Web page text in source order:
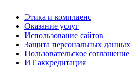
Этика и комплаенс
Оказание услуг
Использование сайтов
Защита персональных данных
Пользовательское соглашение
ИТ аккредитация